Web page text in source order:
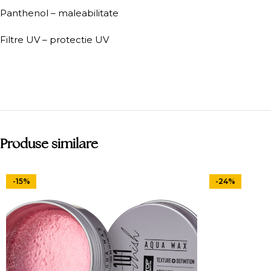
Panthenol – maleabilitate
Filtre UV – protectie UV
Produse similare
-15% -24%